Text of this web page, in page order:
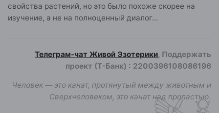
свойства растений, но это было похоже скорее на
изучение, а не на полноценный диалог...
Телеграм-чат Живой Эзотерики, Поддержать
проект (Т-Банк) : 2200396108086196
Человек — это канат, протянутый между животным и
Сверхчеловеком, это канат над пропастью.